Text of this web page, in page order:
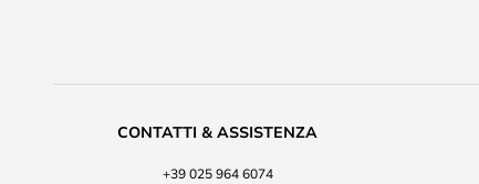
CONTATTI & ASSISTENZA
+39 025 964 6074